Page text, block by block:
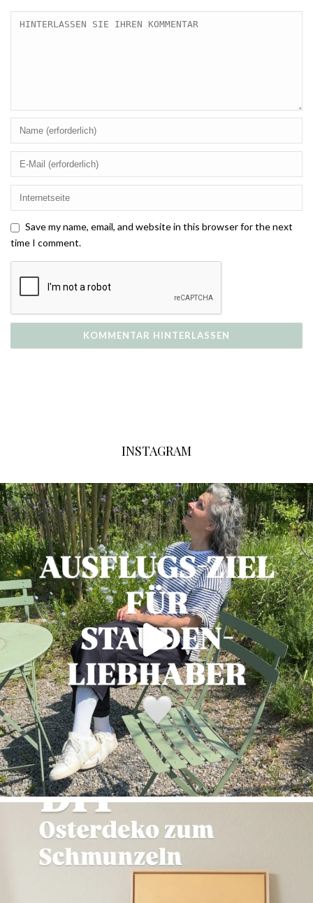
Save my name, email, and website in this browser for the next
time I comment.
INSTAGRAM